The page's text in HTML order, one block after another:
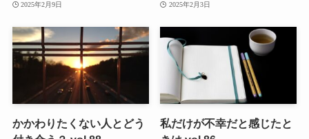
2025年2月9日 2025年2月3日
かかわりたくない人とどう
私だけが不幸だと感じたと